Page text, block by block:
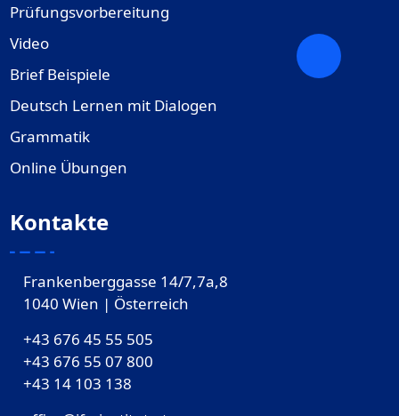
Prüfungsvorbereitung
Video
Brief Beispiele
Deutsch Lernen mit Dialogen
Grammatik
Online Übungen
Kontakte
Frankenberggasse 14/7,7a,8
1040 Wien | Österreich
+43 676 45 55 505
+43 676 55 07 800
‎+43 14 103 138